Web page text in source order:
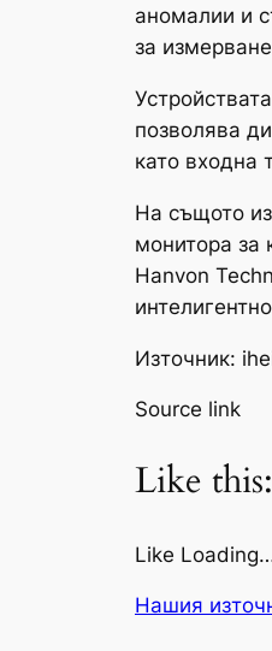
аномалии и
за
позволява
като входна
На същото
монитора за
Hanvon
Източник:
Source link
Like this:
Like
Нашия